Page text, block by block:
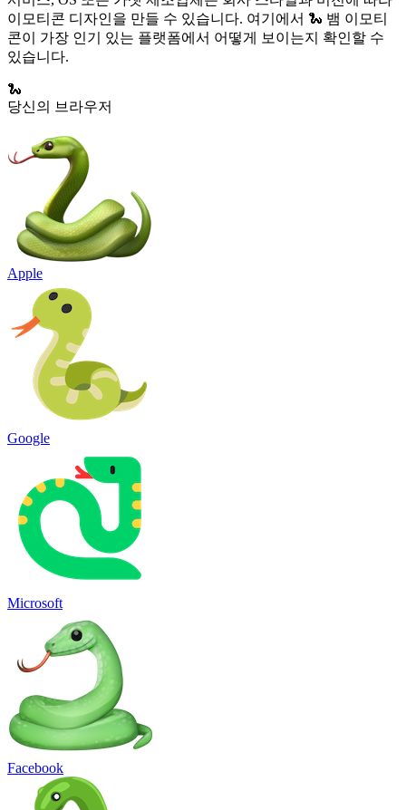
이모티콘 디자인을 만들 수 있습니다. 여기에서 🐍 뱀 이모티
콘이 가장 인기 있는 플랫폼에서 어떻게 보이는지 확인할 수
있습니다.
🐍
당신의 브라우저
Apple
Google
Microsoft
Facebook